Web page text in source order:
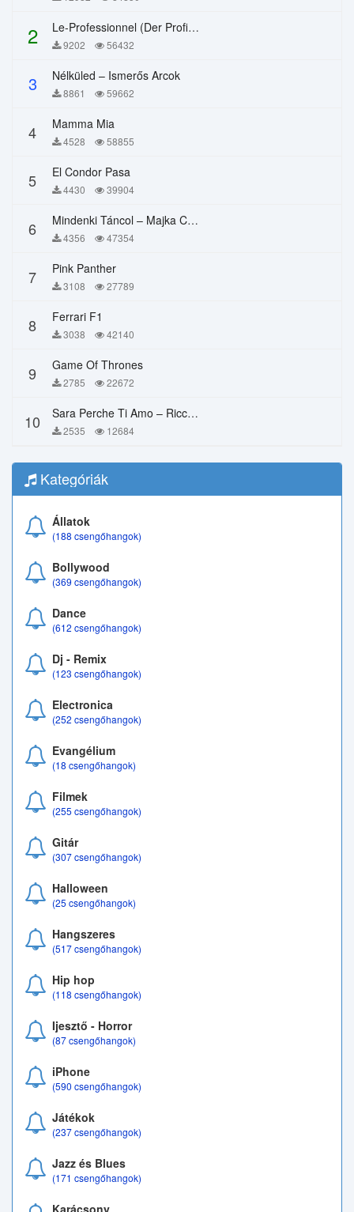
2 Le-Professionnel (Der Profi) – Chi Mai
9202 56432
3 Nélküled – Ismerős Arcok
8861 59662
4 Mamma Mia
4528 58855
5 El Condor Pasa
4430 39904
6 Mindenki Táncol – Majka Curtis, Péter Majoros
4356 47354
7 Pink Panther
3108 27789
8 Ferrari F1
3038 42140
9 Game Of Thrones
2785 22672
10 Sara Perche Ti Amo – Ricchi E Poveri
2535 12684
Kategóriák
Állatok
(188 csengőhangok)
Bollywood
(369 csengőhangok)
Dance
(612 csengőhangok)
Dj - Remix
(123 csengőhangok)
Electronica
(252 csengőhangok)
Evangélium
(18 csengőhangok)
Filmek
(255 csengőhangok)
Gitár
(307 csengőhangok)
Halloween
(25 csengőhangok)
Hangszeres
(517 csengőhangok)
Hip hop
(118 csengőhangok)
Ijesztő - Horror
(87 csengőhangok)
iPhone
(590 csengőhangok)
Játékok
(237 csengőhangok)
Jazz és Blues
(171 csengőhangok)
Karácsony